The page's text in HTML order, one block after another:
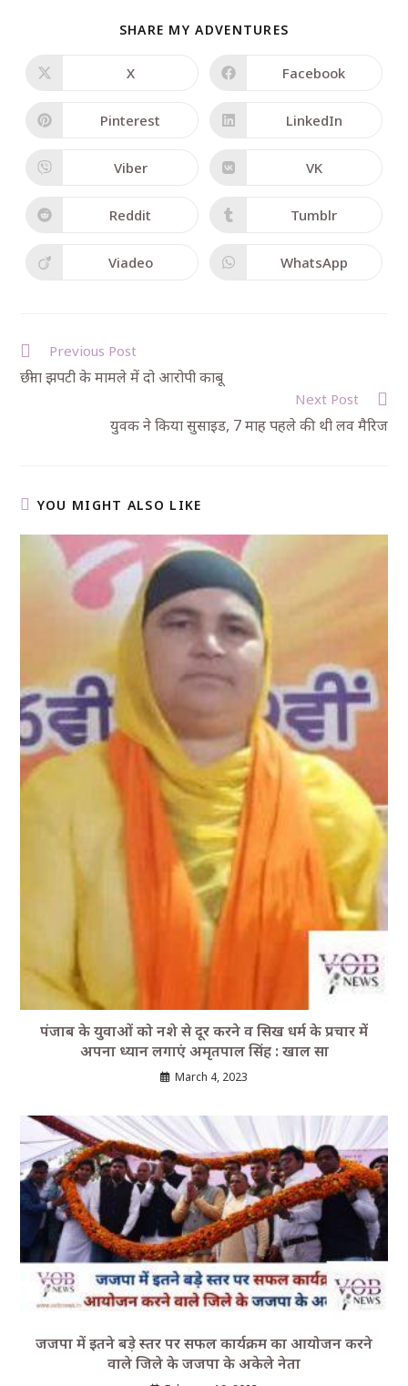
SHARE MY ADVENTURES
X Facebook
Pinterest LinkedIn
Viber VK
Reddit Tumblr
Viadeo WhatsApp
Previous Post
छीना झपटी के मामले में दो आरोपी काबू
Next Post
युवक ने किया सुसाइड, 7 माह पहले की थी लव मैरिज
YOU MIGHT ALSO LIKE
पंजाब के युवाओं को नशे से दूर करने व सिख धर्म के प्रचार में
अपना ध्यान लगाएं अमृतपाल सिंह : खाल सा
March 4, 2023
जजपा में इतने बड़े स्तर पर सफल कार्यक्रम का आयोजन करने
वाले जिले के जजपा के अकेले नेता